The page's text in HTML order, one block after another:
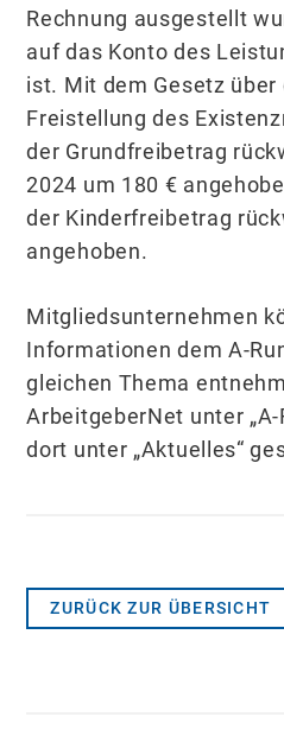
Rechnung ausgestellt
auf das Konto des
ist. Mit dem Gesetz
Freistellung des
der Grundfreibetrag
2024 um 180 €
der Kinderfreibetrag
angehoben.
Mitgliedsunternehmen
Informationen dem A-
gleichen Thema
ArbeitgeberNet unter „A-
dort unter „Aktuelles“
ZURÜCK ZUR ÜBERSICHT